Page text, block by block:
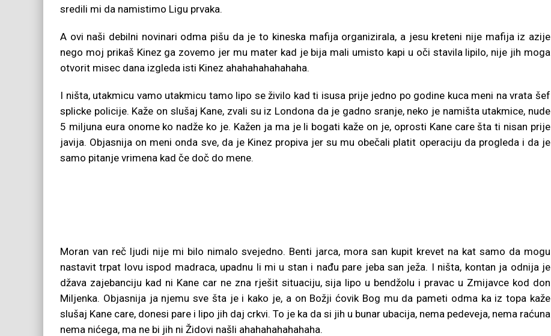
sredili mi da namistimo Ligu prvaka.
A ovi naši debilni novinari odma pišu da je to kineska mafija organizirala, a jesu kreteni nije mafija iz azije
nego moj prikaš Kinez ga zovemo jer mu mater kad je bija mali umisto kapi u oči stavila lipilo, nije jih moga
otvorit misec dana izgleda isti Kinez ahahahahahahaha.
I ništa, utakmicu vamo utakmicu tamo lipo se živilo kad ti isusa prije jedno po godine kuca meni na vrata šef
splicke policije. Kaže on slušaj Kane, zvali su iz Londona da je gadno sranje, neko je namišta utakmice, nude
5 miljuna eura onome ko nadže ko je. Kažen ja ma je li bogati kaže on je, oprosti Kane care šta ti nisan prije
javija. Objasnija on meni onda sve, da je Kinez propiva jer su mu obečali platit operaciju da progleda i da je
samo pitanje vrimena kad če doč do mene.
Moran van reč ljudi nije mi bilo nimalo svejedno. Benti jarca, mora san kupit krevet na kat samo da mogu
nastavit trpat lovu ispod madraca, upadnu li mi u stan i nađu pare jeba san ježa. I ništa, kontan ja odnija je
džava zajebanciju kad ni Kane car ne zna rješit situaciju, sija lipo u bendžolu i pravac u Zmijavce kod don
Miljenka. Objasnija ja njemu sve šta je i kako je, a on Božji ćovik Bog mu da pameti odma ka iz topa kaže
slušaj Kane care, donesi pare i lipo jih daj crkvi. To je ka da si jih u bunar ubacija, nema pedeveja, nema raćuna
nema nićega, ma ne bi jih ni Židovi našli ahahahahahahaha.